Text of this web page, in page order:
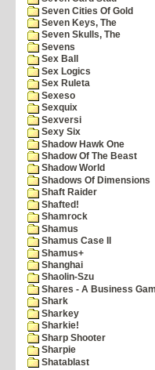
Seven Cities Of Gold
Seven Keys, The
Seven Skulls, The
Sevens
Sex Ball
Sex Logics
Sex Ruleta
Sexeso
Sexquix
Sexversi
Sexy Six
Shadow Hawk One
Shadow Of The Beast
Shadow World
Shadows Of Dimensions
Shaft Raider
Shafted!
Shamrock
Shamus
Shamus Case II
Shamus+
Shanghai
Shaolin-Szu
Shares - A Business
Shark
Sharkey
Sharkie!
Sharp Shooter
Sharpie
Shatablast